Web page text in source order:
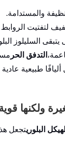
والمستدامة.
لتفتيت الروابط
السليلوز
التدفق الحر
أليافًا طبيعية
البلوريتجعل